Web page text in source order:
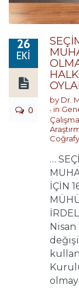
26
EKI
0
by Dr.
in
…
İÇİN
Nisan